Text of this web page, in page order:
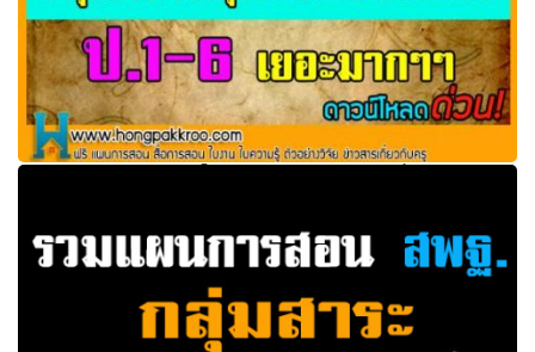
รวมแผนการสอน คู่มือ ใบงาน กลุ่มสาระวิชาสุขศึกษาและ